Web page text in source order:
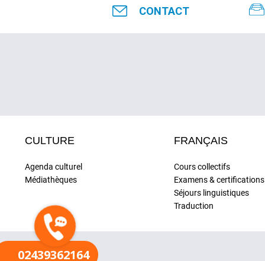
CONTACT
CULTURE
Agenda culturel
Médiathèques
FRANÇAIS
Cours collectifs
Examens & certifications
Séjours linguistiques
Traduction
02439362164